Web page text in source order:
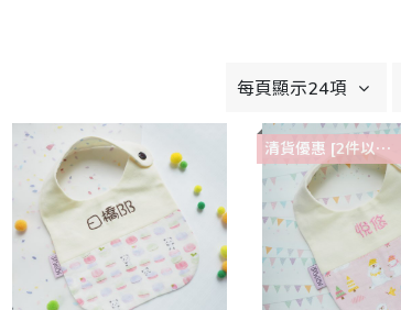
每頁顯示24項
清貨優惠 [2件以上88折]